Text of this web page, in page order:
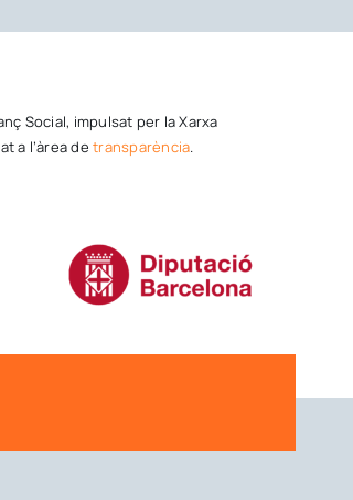
Social, impulsat per la Xarxa
a l’àrea detransparència.